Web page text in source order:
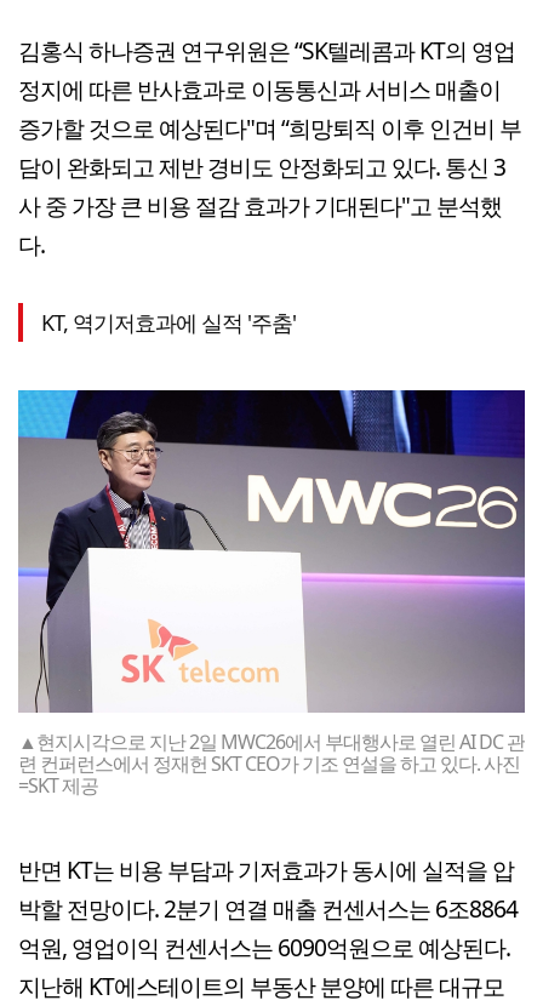
김홍식 하나증권 연구위원은 “SK텔레콤과 KT의 영업
정지에 따른 반사효과로 이동통신과 서비스 매출이
증가할 것으로 예상된다"며 “희망퇴직 이후 인건비 부
담이 완화되고 제반 경비도 안정화되고 있다. 통신 3
사 중 가장 큰 비용 절감 효과가 기대된다"고 분석했
다.
KT, 역기저효과에 실적 '주춤'
▲현지시각으로 지난 2일 MWC26에서 부대행사로 열린 AI DC 관
련 컨퍼런스에서 정재헌 SKT CEO가 기조 연설을 하고 있다. 사진
=SKT 제공
반면 KT는 비용 부담과 기저효과가 동시에 실적을 압
박할 전망이다. 2분기 연결 매출 컨센서스는 6조8864
억원, 영업이익 컨센서스는 6090억원으로 예상된다.
지난해 KT에스테이트의 부동산 분양에 따른 대규모